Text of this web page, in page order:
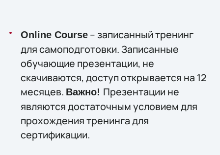
Online Course– записанный тренинг
для самоподготовки. Записанные
обучающие презентации, не
скачиваются, доступ открывается на 12
месяцев. Важно! Презентации не
являются достаточным условием для
прохождения тренинга для
сертификации.